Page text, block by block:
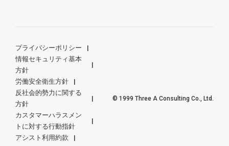
プライバシーポリシー
情報セキュリティ基本
方針
労働安全衛生方針
反社会的勢力に関する
方針
カスタマーハラスメン
トに対する行動指針
アシスト利用約款
© 1999 Three A Consulting Co., Ltd.